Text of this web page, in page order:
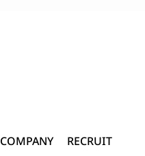
COMPANY RECRUIT